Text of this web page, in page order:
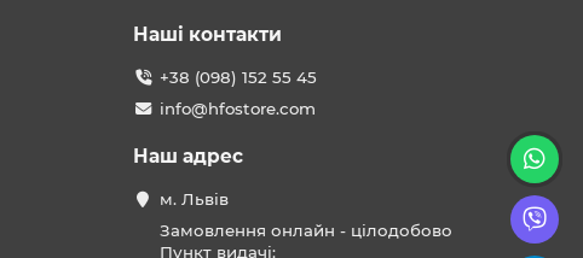
Наші контакти
+38 (098) 152 55 45
info@hfostore.com
Наш адрес
м. Львів
Замовлення онлайн - цілодобово
Пункт видачі: